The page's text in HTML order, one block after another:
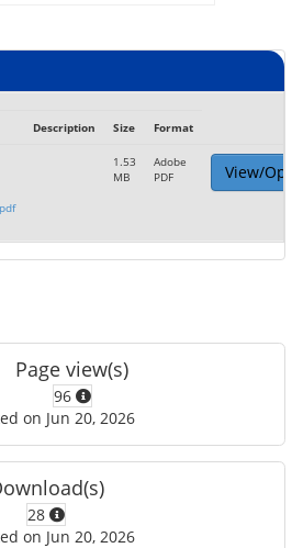
Description Size Format
1.53
MB
Adobe
PDF
View/
Page view(s)
96
on Jun 20, 2026
28
on Jun 20, 2026